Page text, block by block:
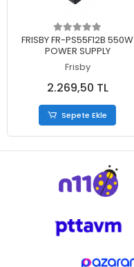
Sepete Ekle
FRISBY FR-PS55F12B 550W
POWER SUPPLY
Frisby
2.269,50 TL
Sepete Ekle